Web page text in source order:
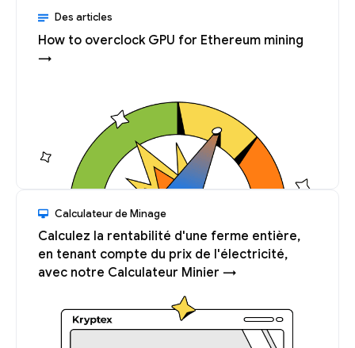
Des articles
How to overclock GPU for Ethereum mining
→
Calculateur de Minage
Calculez la rentabilité d'une ferme entière,
en tenant compte du prix de l'électricité,
avec notre Calculateur Minier →